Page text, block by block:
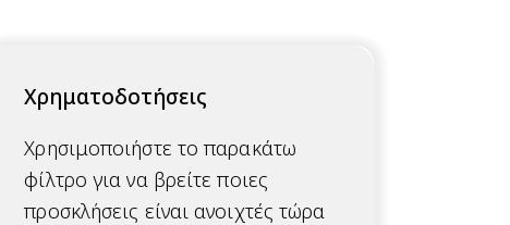
Χρηματοδοτήσεις
Χρησιμοποιήστε το παρακάτω
φίλτρο για να βρείτε ποιες
προσκλήσεις είναι ανοιχτές τώρα